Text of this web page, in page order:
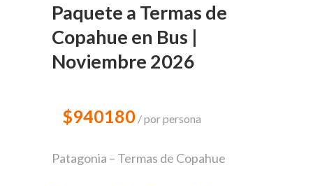
Paquete a Termas de
Copahue en Bus |
Noviembre 2026
$940180 por persona
Patagonia – Termas de Copahue